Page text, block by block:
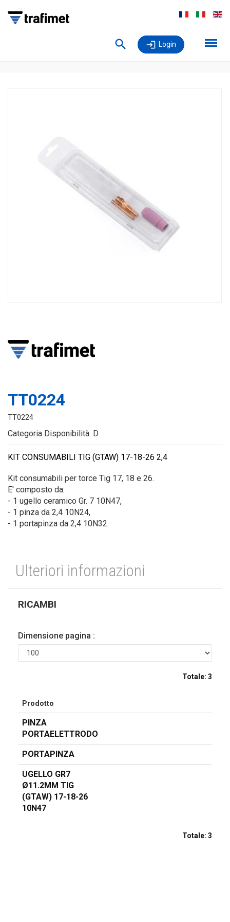
Login
TT0224
TT0224
Categoria Disponibilità: D
KIT CONSUMABILI TIG (GTAW) 17-18-26 2,4
Kit consumabili per torce Tig 17, 18 e 26.
E' composto da:
- 1 ugello ceramico Gr. 7 10N47,
- 1 pinza da 2,4 10N24,
- 1 portapinza da 2,4 10N32.
Ulteriori informazioni
RICAMBI
Dimensione pagina :
Totale: 3
Prodotto
PINZA
PORTAELETTRODO
PORTAPINZA
UGELLO GR7
Ø11.2MM TIG
(GTAW) 17-18-26
10N47
Totale: 3